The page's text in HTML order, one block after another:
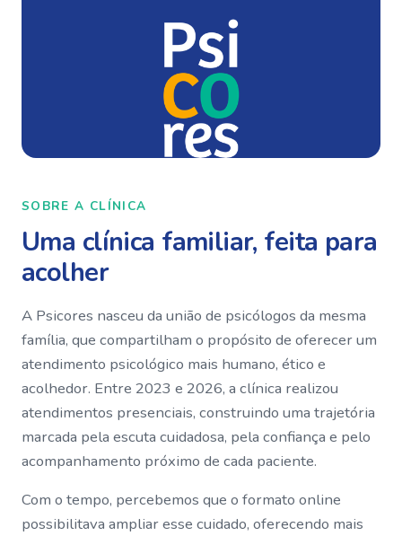
SOBRE A CLÍNICA
Uma clínica familiar, feita para
acolher
A Psicores nasceu da união de psicólogos da mesma
família, que compartilham o propósito de oferecer um
atendimento psicológico mais humano, ético e
acolhedor. Entre 2023 e 2026, a clínica realizou
atendimentos presenciais, construindo uma trajetória
marcada pela escuta cuidadosa, pela confiança e pelo
acompanhamento próximo de cada paciente.
Com o tempo, percebemos que o formato online
possibilitava ampliar esse cuidado, oferecendo mais